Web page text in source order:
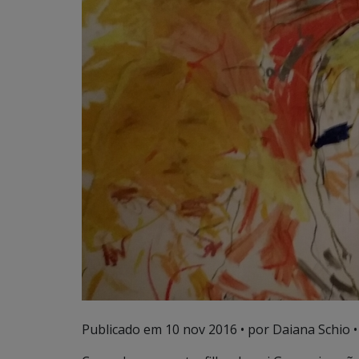
Publicado em 10 nov 2016 • por Daiana Schio •